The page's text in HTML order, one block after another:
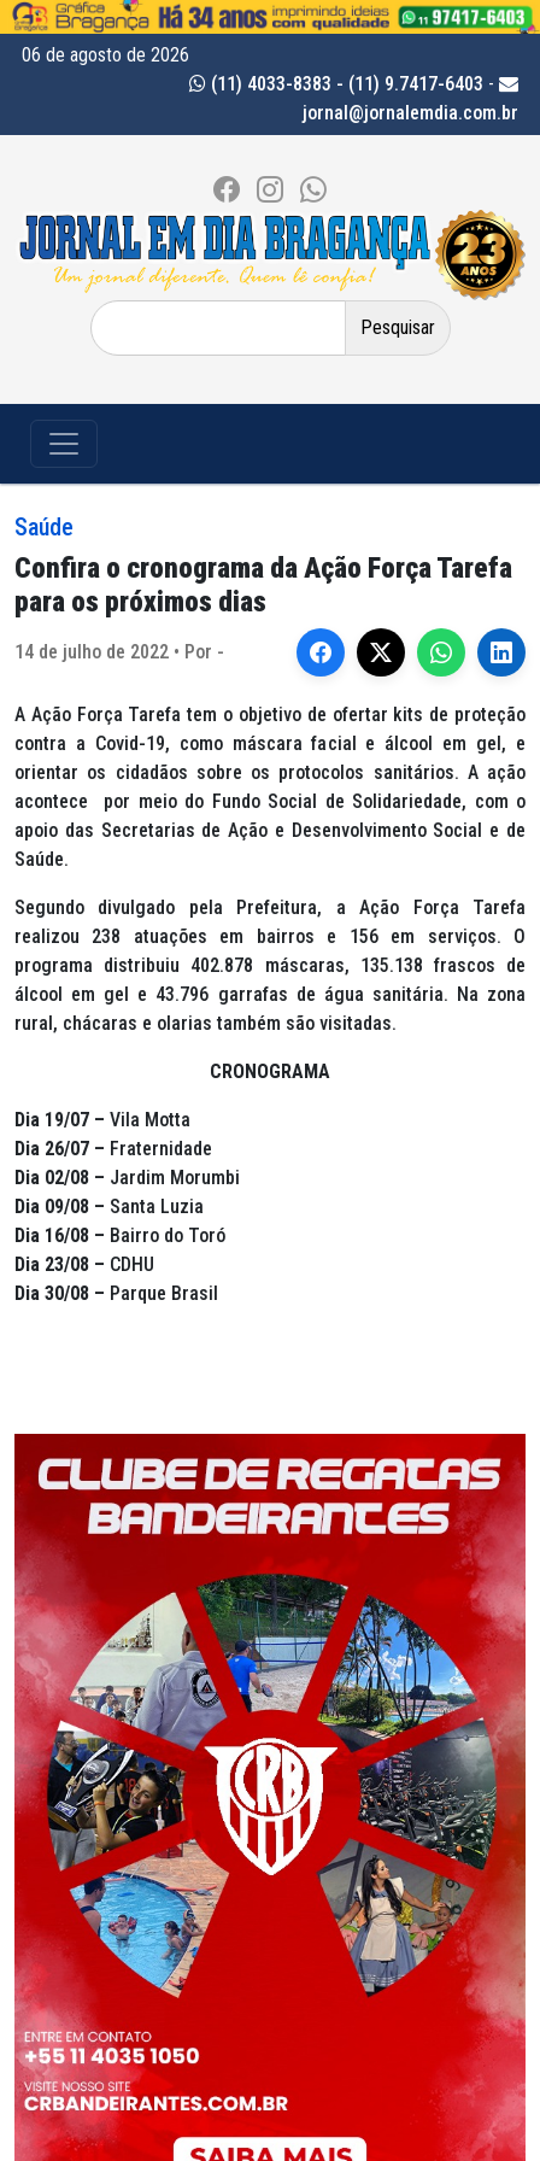
06 de agosto de 2026
(11) 4033-8383 - (11) 9.7417-6403 -
jornal@jornalemdia.com.br
Pesquisar
por:
Saúde
Confira o cronograma da Ação Força Tarefa
para os próximos dias
14 de julho de 2022 • Por -
A Ação Força Tarefa tem o objetivo de ofertar kits de proteção
contra a Covid-19, como máscara facial e álcool em gel, e
orientar os cidadãos sobre os protocolos sanitários. A ação
acontece por meio do Fundo Social de Solidariedade, com o
apoio das Secretarias de Ação e Desenvolvimento Social e de
Saúde.
Segundo divulgado pela Prefeitura, a Ação Força Tarefa
realizou 238 atuações em bairros e 156 em serviços. O
programa distribuiu 402.878 máscaras, 135.138 frascos de
álcool em gel e 43.796 garrafas de água sanitária. Na zona
rural, chácaras e olarias também são visitadas.
CRONOGRAMA
Dia 19/07 – Vila Motta
Dia 26/07 – Fraternidade
Dia 02/08 – Jardim Morumbi
Dia 09/08 – Santa Luzia
Dia 16/08 – Bairro do Toró
Dia 23/08 – CDHU
Dia 30/08 – Parque Brasil